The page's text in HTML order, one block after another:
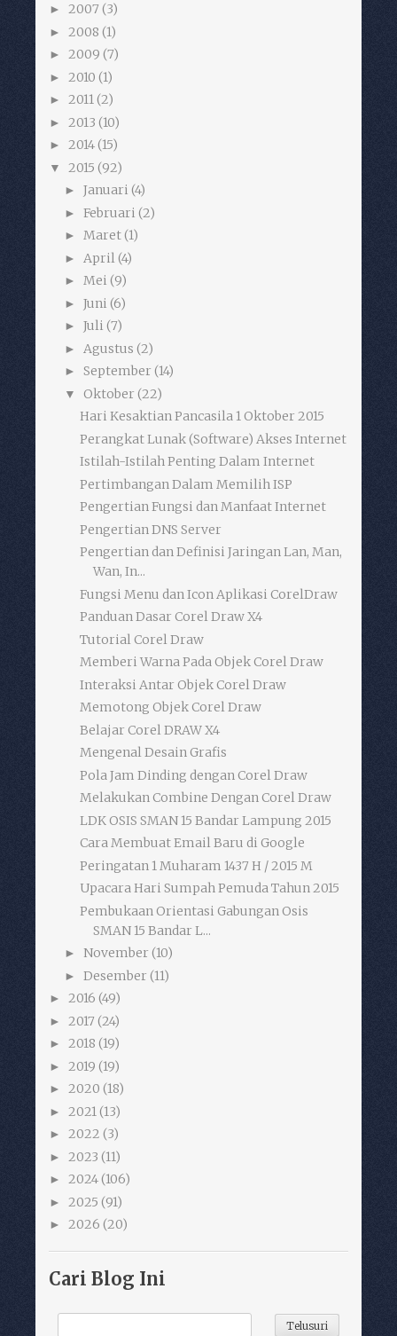
► 2007 (3)
► 2008 (1)
► 2009 (7)
► 2010 (1)
► 2011(2)
► 2013 (10)
► 2014(15)
▼ 2015 (92)
► Januari (4)
► Februari (2)
► Maret(1)
► April (4)
► Mei (9)
► Juni (6)
► Juli (7)
► Agustus (2)
► September (14)
▼ Oktober (22)
Hari Kesaktian Pancasila 1 Oktober 2015
Perangkat Lunak (Software) Akses Internet
Istilah-Istilah Penting Dalam Internet
Pertimbangan Dalam Memilih ISP
Pengertian Fungsi dan Manfaat Internet
Pengertian DNS Server
Pengertian dan Definisi Jaringan Lan, Man,
Wan, In...
Fungsi Menu dan Icon Aplikasi CorelDraw
Panduan Dasar Corel Draw X4
Tutorial Corel Draw
Memberi Warna Pada Objek Corel Draw
Interaksi Antar Objek Corel Draw
Memotong Objek Corel Draw
Belajar Corel DRAW X4
Mengenal Desain Grafis
Pola Jam Dinding dengan Corel Draw
Melakukan Combine Dengan Corel Draw
LDK OSIS SMAN 15 Bandar Lampung 2015
Cara Membuat Email Baru di Google
Peringatan 1 Muharam 1437 H / 2015 M
Upacara Hari Sumpah Pemuda Tahun 2015
Pembukaan Orientasi Gabungan Osis
SMAN 15 Bandar L...
► November (10)
► Desember (11)
► 2016 (49)
► 2017 (24)
► 2018 (19)
► 2019 (19)
► 2020 (18)
► 2021 (13)
► 2022 (3)
► 2023 (11)
► 2024(106)
► 2025 (91)
► 2026 (20)
Cari Blog Ini